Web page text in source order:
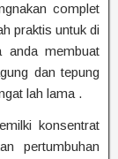
complet
praktis untuk di
anda membuat
dan tepung
lah lama .
konsentrat
pertumbuhan